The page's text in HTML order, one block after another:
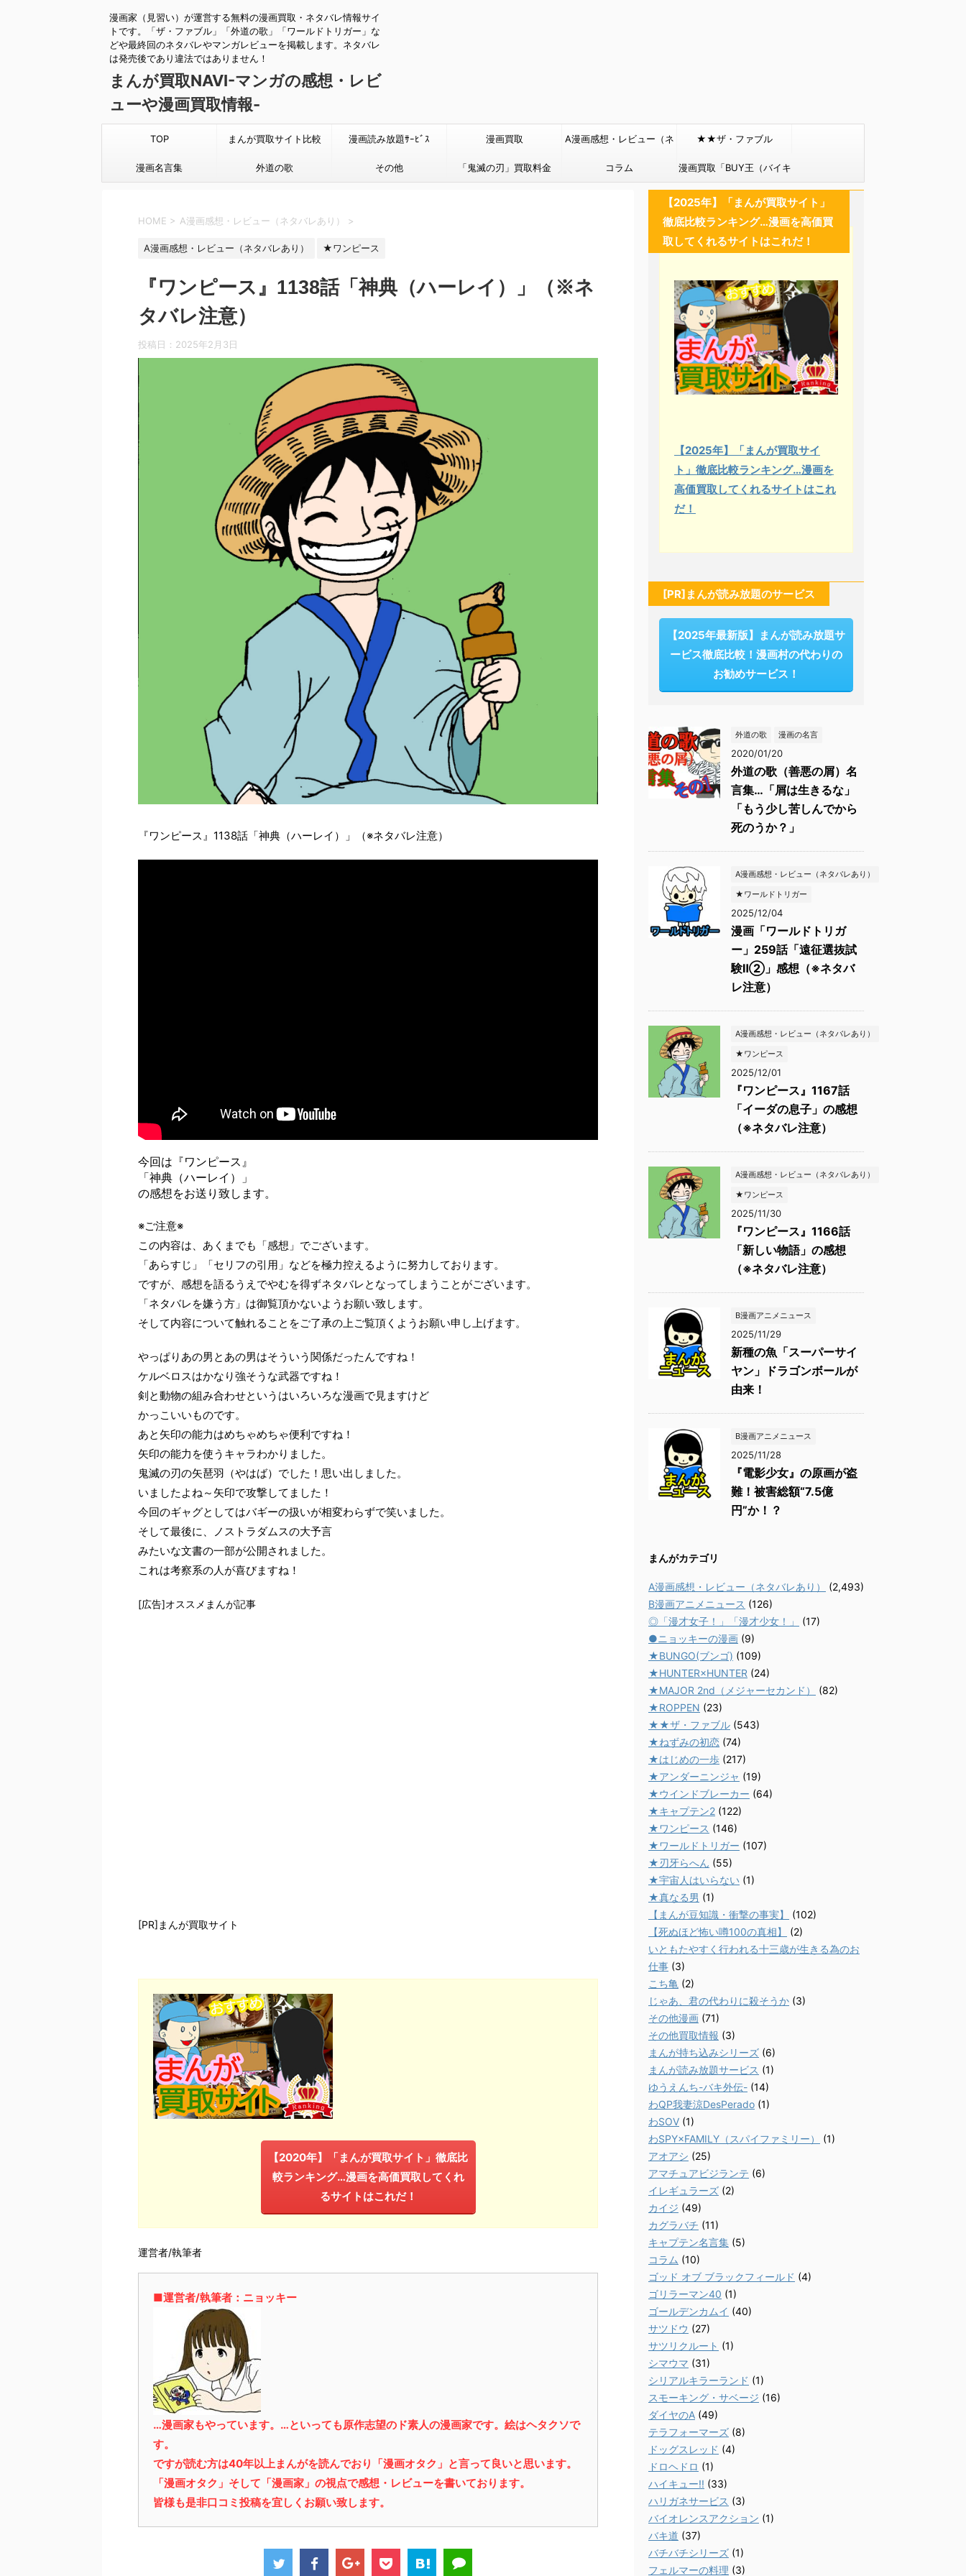
漫画家（見習い）が運営する無料の漫画買取・ネタバレ情報サイ
トです。「ザ・ファブル」「外道の歌」「ワールドトリガー」な
どや最終回のネタバレやマンガレビューを掲載します。ネタバレ
は発売後であり違法ではありません！
まんが買取NAVI-マンガの感想・レビ
ューや漫画買取情報-
TOP まんが買取サイト比較 漫画読み放題ｻｰﾋﾞｽ 漫画買取 A漫画感想・レビュー（ネ
タバレあり）
★★ザ・ファブル
漫画名言集 外道の歌 その他 「鬼滅の刃」買取料金 コラム 漫画買取「BUY王（バイキ
ング）」
HOME > A漫画感想・レビュー（ネタバレあり） >
A漫画感想・レビュー（ネタバレあり） ★ワンピース
『ワンピース』1138話「神典（ハーレイ）」（※ネ
タバレ注意）
投稿日： 2025年2月3日
『ワンピース』1138話「神典（ハーレイ）」（※ネタバレ注意）
今回は『ワンピース』
「神典（ハーレイ）」
の感想をお送り致します。
※ご注意※
この内容は、あくまでも「感想」でございます。
「あらすじ」「セリフの引用」などを極力控えるように努力しております。
ですが、感想を語るうえでやむを得ずネタバレとなってしまうことがございます。
「ネタバレを嫌う方」は御覧頂かないようお願い致します。
そして内容について触れることをご了承の上ご覧頂くようお願い申し上げます。
やっぱりあの男とあの男はそういう関係だったんですね！
ケルベロスはかなり強そうな武器ですね！
剣と動物の組み合わせというはいろいろな漫画で見ますけど
かっこいいものです。
あと矢印の能力はめちゃめちゃ便利ですね！
矢印の能力を使うキャラわかりました。
鬼滅の刃の矢琶羽（やはば）でした！思い出しました。
いましたよね～矢印で攻撃してました！
今回のギャグとしてはバギーの扱いが相変わらずで笑いました。
そして最後に、ノストラダムスの大予言
みたいな文書の一部が公開されました。
これは考察系の人が喜びますね！
[広告]オススメまんが記事
[PR]まんが買取サイト
【2020年】「まんが買取サイト」徹底比
較ランキング…漫画を高価買取してくれ
るサイトはこれだ！
運営者/執筆者
■運営者/執筆者：ニョッキー
…漫画家もやっています。…といっても原作志望のド素人の漫画家です。絵はヘタクソで
す。
ですが読む方は40年以上まんがを読んでおり「漫画オタク」と言って良いと思います。
「漫画オタク」そして「漫画家」の視点で感想・レビューを書いております。
皆様も是非口コミ投稿を宜しくお願い致します。
【2025年】「まんが買取サイト」
徹底比較ランキング…漫画を高価買
取してくれるサイトはこれだ！
【2025年】「まんが買取サイ
ト」徹底比較ランキング…漫画を
高価買取してくれるサイトはこれ
だ！
[PR]まんが読み放題のサービス
【2025年最新版】まんが読み放題サ
ービス徹底比較！漫画村の代わりの
お勧めサービス！
外道の歌 漫画の名言
2020/01/20
外道の歌（善悪の屑）名
言集…「屑は生きるな」
「もう少し苦しんでから
死のうか？」
A漫画感想・レビュー（ネタバレあり）
★ワールドトリガー
2025/12/04
漫画「ワールドトリガ
ー」259話「遠征選抜試
験Ⅱ②」感想（※ネタバ
レ注意）
A漫画感想・レビュー（ネタバレあり）
★ワンピース
2025/12/01
『ワンピース』1167話
「イーダの息子」の感想
（※ネタバレ注意）
A漫画感想・レビュー（ネタバレあり）
★ワンピース
2025/11/30
『ワンピース』1166話
「新しい物語」の感想
（※ネタバレ注意）
B漫画アニメニュース
2025/11/29
新種の魚「スーパーサイ
ヤン」ドラゴンボールが
由来！
B漫画アニメニュース
2025/11/28
『電影少女』の原画が盗
難！被害総額“7.5億
円”か！？
まんがカテゴリ
A漫画感想・レビュー（ネタバレあり）
(2,493)
B漫画アニメニュース (126)
◎「漫才女子！」「漫才少女！」
(17)
●ニョッキーの漫画 (9)
★BUNGO(ブンゴ) (109)
★HUNTER×HUNTER (24)
★MAJOR 2nd（メジャーセカンド）
(82)
★ROPPEN (23)
★★ザ・ファブル (543)
★ねずみの初恋 (74)
★はじめの一歩 (217)
★アンダーニンジャ (19)
★ウインドブレーカー (64)
★キャプテン2 (122)
★ワンピース (146)
★ワールドトリガー (107)
★刃牙らへん (55)
★宇宙人はいらない (1)
★真なる男 (1)
【まんが豆知識・衝撃の事実】
(102)
【死ぬほど怖い噂100の真相】
(2)
いともたやすく行われる十三歳が生きる為のお
仕事 (3)
こち亀 (2)
じゃあ、君の代わりに殺そうか (3)
その他漫画 (71)
その他買取情報 (3)
まんが持ち込みシリーズ (6)
まんが読み放題サービス (1)
ゆうえんち-バキ外伝- (14)
わQP我妻涼DesPerado (1)
わSOV (1)
わSPY×FAMILY（スパイファミリー）
(1)
アオアシ (25)
アマチュアビジランテ (6)
イレギュラーズ (2)
カイジ (49)
カグラバチ (11)
キャプテン名言集 (5)
コラム (10)
ゴッド オブ ブラックフィールド (4)
ゴリラーマン40 (1)
ゴールデンカムイ (40)
サツドウ (27)
サツリクルート (1)
シマウマ (31)
シリアルキラーランド (1)
スモーキング・サベージ (16)
ダイヤのA (49)
テラフォーマーズ (8)
ドッグスレッド (4)
ドロヘドロ (1)
ハイキュー!! (33)
ハリガネサービス (3)
バイオレンスアクション (1)
バキ道 (37)
バチバチシリーズ (1)
フェルマーの料理 (3)